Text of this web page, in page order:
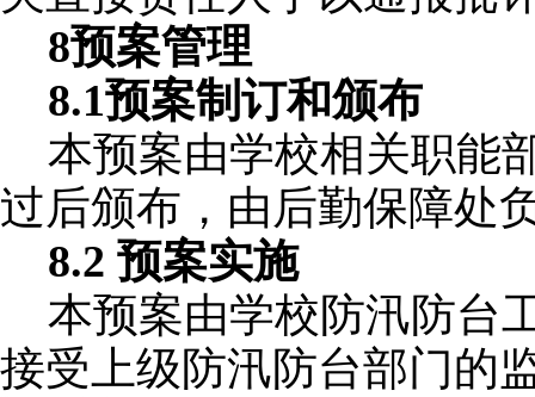
8预案管理
8.1预案制订和颁布
本预案由学校相关职能
过后颁布，由后勤保障处
8.2 预案实施
本预案由学校防汛防台
接受上级防汛防台部门的